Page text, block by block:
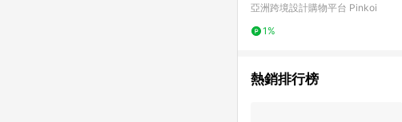
亞洲跨境設計購物平台 Pinkoi
1%
熱銷排行榜